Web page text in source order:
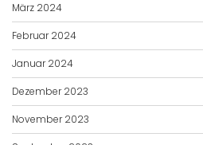
März 2024
Februar 2024
Januar 2024
Dezember 2023
November 2023